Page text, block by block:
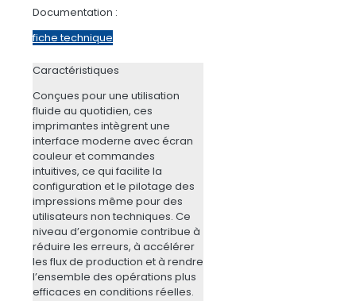
Documentation :
fiche technique
Caractéristiques
Conçues pour une utilisation
fluide au quotidien, ces
imprimantes intègrent une
interface moderne avec écran
couleur et commandes
intuitives, ce qui facilite la
configuration et le pilotage des
impressions même pour des
utilisateurs non techniques. Ce
niveau d’ergonomie contribue à
réduire les erreurs, à accélérer
les flux de production et à rendre
l’ensemble des opérations plus
efficaces en conditions réelles.